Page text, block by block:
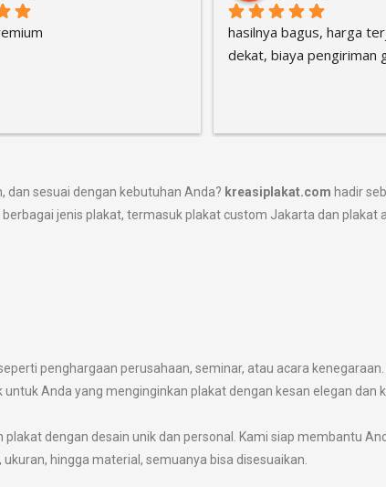
detail dan memuaskan
Sesuai dengan
bagus, dikemas dengan
sesuai dengan kebutuhan Anda? kreasiplakat.com hadir
jenis plakat, termasuk plakat custom Jakarta dan plakat
penghargaan perusahaan, seminar, atau acara
Anda yang menginginkan plakat dengan kesan elegan dan
dengan desain unik dan personal. Kami siap membantu
hingga material, semuanya bisa disesuaikan.